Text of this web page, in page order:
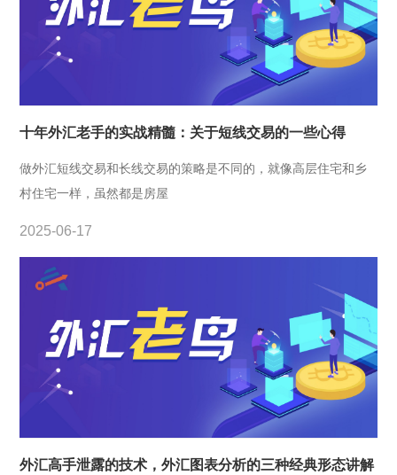
十年外汇老手的实战精髓：关于短线交易的一些心得
做外汇短线交易和长线交易的策略是不同的，就像高层住宅和乡
村住宅一样，虽然都是房屋
2025-06-17
外汇高手泄露的技术，外汇图表分析的三种经典形态讲解